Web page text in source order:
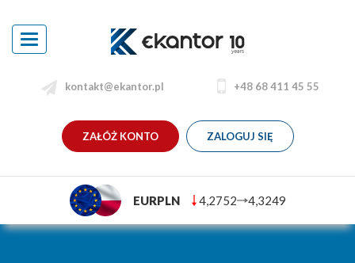
Toggle
navigation
kontakt@ekantor.pl +48 68 411 45 55
ZAŁÓŻ KONTO ZALOGUJ SIĘ
EURPLN 4,2752 4,3249